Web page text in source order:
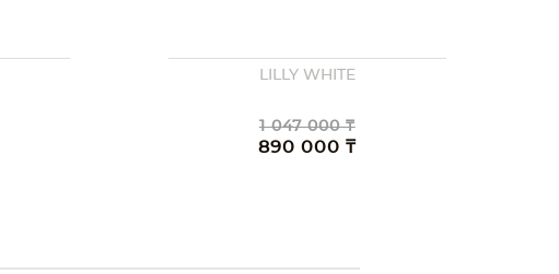
LILLY WHITE
1 047 000 ₸
890 000 ₸